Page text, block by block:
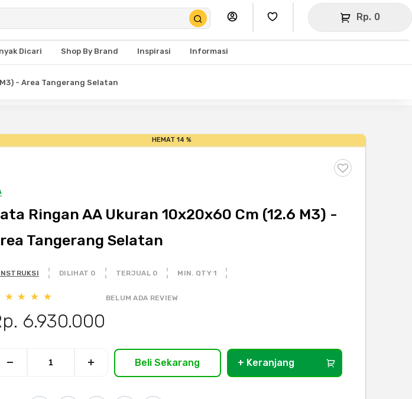
Rp. 0
Dicari Shop By Brand Inspirasi Informasi
- Area Tangerang Selatan
HEMAT 14 %
Ringan AA Ukuran 10x20x60 Cm (12.6 M3) -
Tangerang Selatan
DILIHAT 0 TERJUAL 0 MIN. QTY 1
BELUM ADA REVIEW
6.930.000
Beli Sekarang + Keranjang